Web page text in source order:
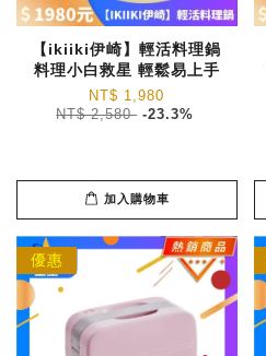
【ikiiki伊崎】輕活料理鍋
料理小白救星 輕鬆易上手
NT$ 1,980
NT$ 2,580 -23.3%
加入購物車
優惠